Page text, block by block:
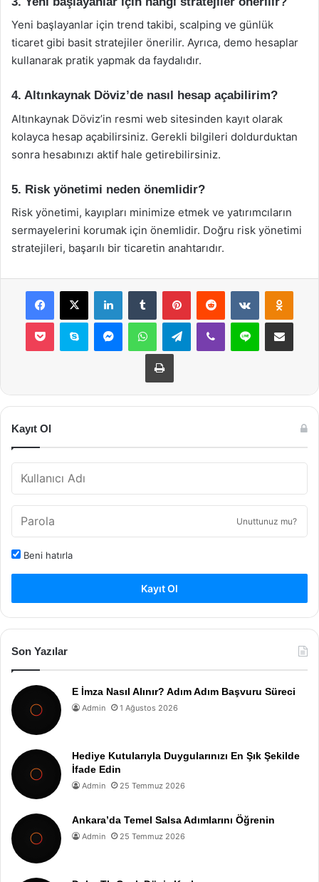
Yeni başlayanlar için trend takibi, scalping ve günlük
ticaret gibi basit stratejiler önerilir. Ayrıca, demo hesaplar
kullanarak pratik yapmak da faydalıdır.
4. Altınkaynak Döviz’de nasıl hesap açabilirim?
Altınkaynak Döviz’in resmi web sitesinden kayıt olarak
kolayca hesap açabilirsiniz. Gerekli bilgileri doldurduktan
sonra hesabınızı aktif hale getirebilirsiniz.
5. Risk yönetimi neden önemlidir?
Risk yönetimi, kayıpları minimize etmek ve yatırımcıların
sermayelerini korumak için önemlidir. Doğru risk yönetimi
stratejileri, başarılı bir ticaretin anahtarıdır.
Facebook
X LinkedInTumblr PinterestReddit VKontakte
Pocket Skype MessengerWhatsAppTelegramViber Line E-Posta ile
Yazdır
Kayıt Ol
Unuttunuz mu?
Beni hatırla
Kayıt Ol
Son Yazılar
E İmza Nasıl Alınır? Adım Adım Başvuru Süreci
Admin 1 Ağustos 2026
Hediye Kutularıyla Duygularınızı En Şık Şekilde
İfade Edin
Admin 25 Temmuz 2026
Ankara’da Temel Salsa Adımlarını Öğrenin
Admin 25 Temmuz 2026